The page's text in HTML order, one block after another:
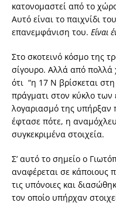
κατονομαστεί από το
Αυτό είναι το παιχνίδι
επανεμφάνιση του. Είναι
Στο σκοτεινό κόσμο της
σίγουρο. Αλλά από πολλά
ότι “η 17 Ν βρίσκεται
πράγματι στον κύκλο των
λογαριασμό της
έφτασε πότε, η
συγκεκριμένα στοιχεία.
Σ’ αυτό το σημείο ο
αναφέρεται σε κάποιους
τις υπόνοιες και
τον οποίο υπήρχαν